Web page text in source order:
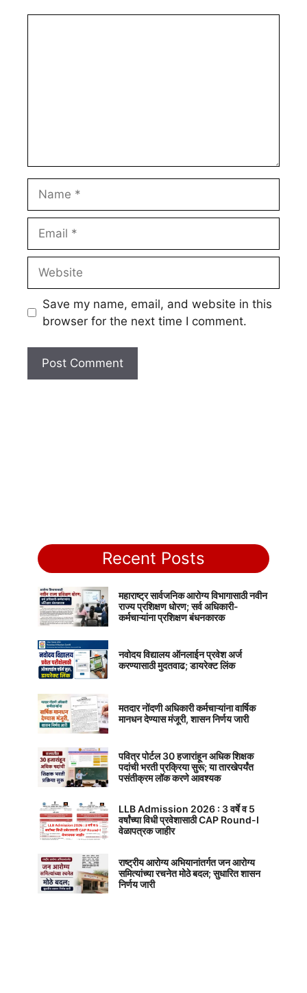
Save my name, email, and website in this
browser for the next time I comment.
Recent Posts
महाराष्ट्र सार्वजनिक आरोग्य विभागासाठी नवीन
राज्य प्रशिक्षण धोरण; सर्व अधिकारी-
कर्मचाऱ्यांना प्रशिक्षण बंधनकारक
नवोदय विद्यालय ऑनलाईन प्रवेश अर्ज
करण्यासाठी मुदतवाढ; डायरेक्ट लिंक
मतदार नोंदणी अधिकारी कर्मचाऱ्यांना वार्षिक
मानधन देण्यास मंजूरी, शासन निर्णय जारी
पवित्र पोर्टल 30 हजारांहून अधिक शिक्षक
पदांची भरती प्रक्रिया सुरू; या तारखेपर्यंत
पसंतीक्रम लॉक करणे आवश्यक
LLB Admission 2026 : 3 वर्षे व 5
वर्षांच्या विधी प्रवेशासाठी CAP Round-I
वेळापत्रक जाहीर
राष्ट्रीय आरोग्य अभियानांतर्गत जन आरोग्य
समित्यांच्या रचनेत मोठे बदल; सुधारित शासन
निर्णय जारी